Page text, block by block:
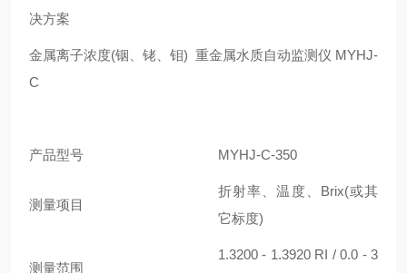
决方案
金属离子浓度(铟、铑、钼) 重金属水质自动监测仪 MYHJ-
C
产品型号 MYHJ-C-350
测量项目
折射率、温度、Brix(或其
它标度)
测量范围
1.3200 - 1.3920 RI / 0.0 - 3